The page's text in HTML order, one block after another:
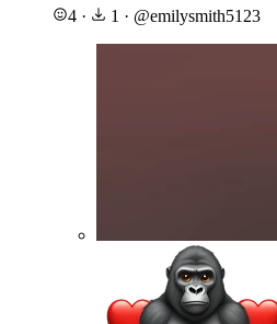
4 · 1 · @emilysmith5123